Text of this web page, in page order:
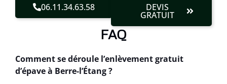
06.11.34.63.58 DEVIS
GRATUIT
FAQ
Comment se déroule l’enlèvement gratuit
d’épave à Berre-l’Étang ?